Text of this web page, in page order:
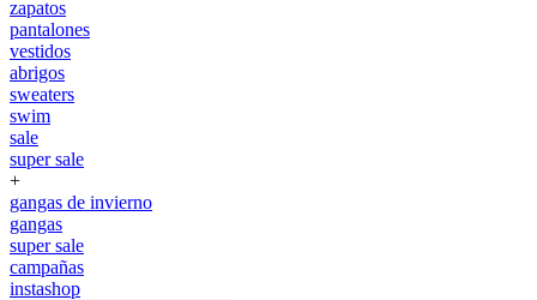
zapatos
pantalones
vestidos
abrigos
sweaters
swim
sale
super sale
+
gangas de invierno
gangas
super sale
campañas
instashop